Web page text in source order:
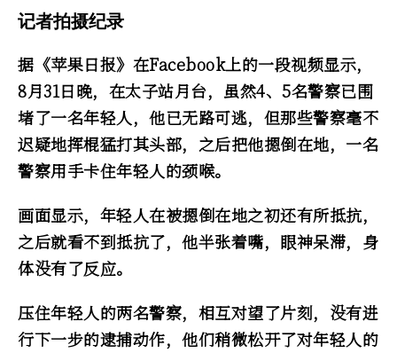
记者拍摄纪录
据《苹果日报》在Facebook上的一段视频显示，
8月31日晚，在太子站月台，虽然4、5名警察已围
堵了一名年轻人，他已无路可逃，但那些警察毫不
迟疑地挥棍猛打其头部，之后把他摁倒在地，一名
警察用手卡住年轻人的颈喉。
画面显示，年轻人在被摁倒在地之初还有所抵抗，
之后就看不到抵抗了，他半张着嘴，眼神呆滞，身
体没有了反应。
压住年轻人的两名警察，相互对望了片刻，没有进
行下一步的逮捕动作，他们稍微松开了对年轻人的